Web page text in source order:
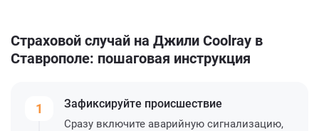
Страховой случай на Джили Coolray в
Ставрополе: пошаговая инструкция
1 Зафиксируйте происшествие
Сразу включите аварийную сигнализацию,